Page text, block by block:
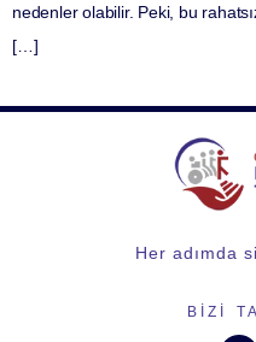
nedenler olabilir. Peki, bu
[…]
Her adımda
BIZI